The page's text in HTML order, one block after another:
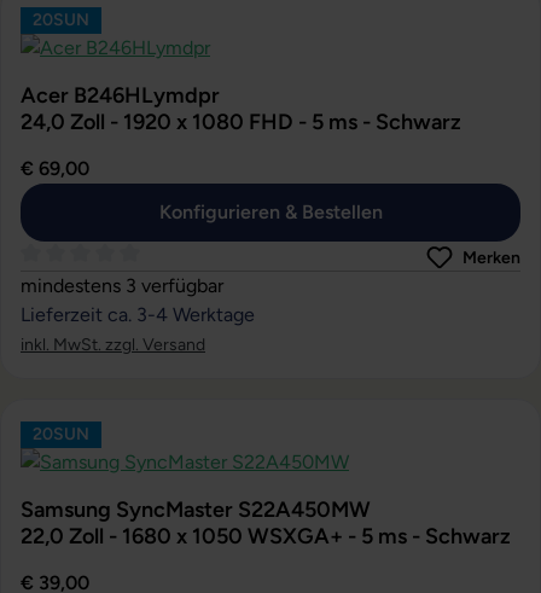
20SUN
Acer B246HLymdpr
24,0 Zoll - 1920 x 1080 FHD - 5 ms - Schwarz
€ 69,00
Konfigurieren & Bestellen
Durchschnittliche Bewertung von 0 von 5 Sternen
Merken
mindestens 3 verfügbar
Lieferzeit ca. 3-4 Werktage
inkl. MwSt. zzgl. Versand
20SUN
Samsung SyncMaster S22A450MW
22,0 Zoll - 1680 x 1050 WSXGA+ - 5 ms - Schwarz
€ 39,00